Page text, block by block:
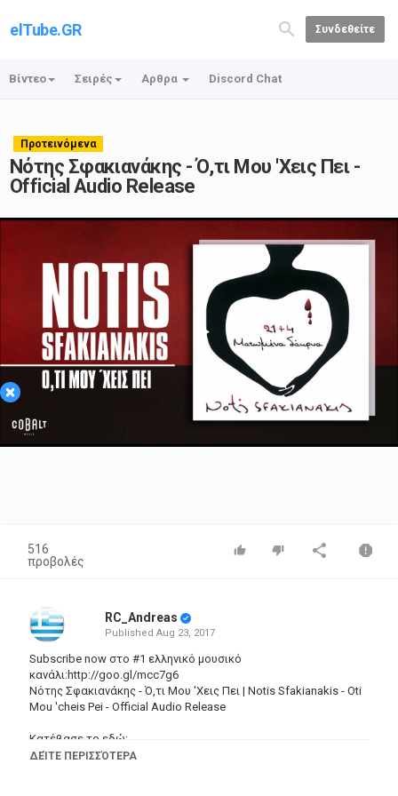
elTube.GR Συνδεθείτε
Βίντεο Σειρές Αρθρα Discord Chat
Προτεινόμενα
Νότης Σφακιανάκης - Ό,τι Μου 'Χεις Πει -
Official Audio Release
×
Play
Video
516
προβολές
RC_Andreas
Published Aug 23, 2017
Subscribe now στο #1 ελληνικό μουσικό
κανάλι:http://goo.gl/mcc7g6
Νότης Σφακιανάκης - Ό,τι Μου 'Χεις Πει | Notis Sfakianakis - Oti
Mou 'cheis Pei - Official Audio Release
Κατέβασε το εδώ:
iTunes: https://goo.gl/DEUFpb
ΔΕΊΤΕ ΠΕΡΙΣΣΌΤΕΡΑ